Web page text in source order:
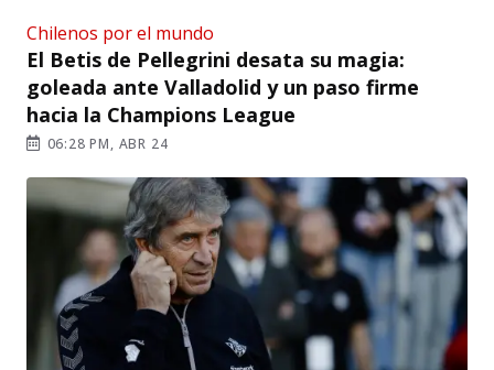
Chilenos por el mundo
El Betis de Pellegrini desata su magia:
goleada ante Valladolid y un paso firme
hacia la Champions League
06:28 PM, ABR 24